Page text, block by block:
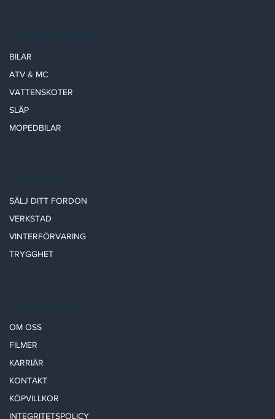
FORDON I LAGER
BILAR
ATV & MC
VATTENSKOTER
SLÄP
MOPEDBILAR
TJÄNSTER
SÄLJ DITT FORDON
VERKSTAD
VINTERFÖRVARING
TRYGGHET
INFORMATION
OM OSS
FILMER
KARRIÄR
KONTAKT
KÖPVILLKOR
INTEGRITETSPOLICY